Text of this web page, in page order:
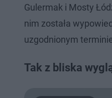
Gulermak i Mosty
nim została
uzgodnionym
Tak z bliska